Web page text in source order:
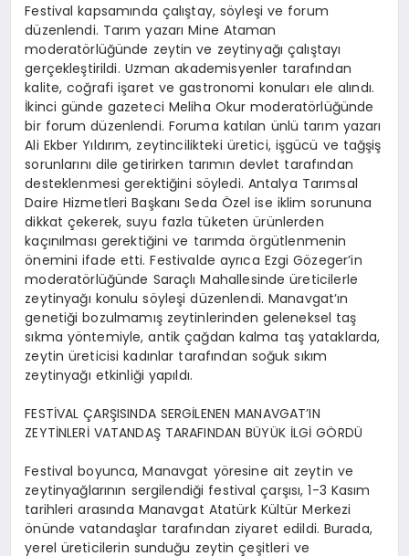
Festival kapsamında çalıştay, söyleşi ve forum
düzenlendi. Tarım yazarı Mine Ataman
moderatörlüğünde zeytin ve zeytinyağı çalıştayı
gerçekleştirildi. Uzman akademisyenler tarafından
kalite, coğrafi işaret ve gastronomi konuları ele alındı.
İkinci günde gazeteci Meliha Okur moderatörlüğünde
bir forum düzenlendi. Foruma katılan ünlü tarım yazarı
Ali Ekber Yıldırım, zeytincilikteki üretici, işgücü ve tağşiş
sorunlarını dile getirirken tarımın devlet tarafından
desteklenmesi gerektiğini söyledi. Antalya Tarımsal
Daire Hizmetleri Başkanı Seda Özel ise iklim sorununa
dikkat çekerek, suyu fazla tüketen ürünlerden
kaçınılması gerektiğini ve tarımda örgütlenmenin
önemini ifade etti. Festivalde ayrıca Ezgi Gözeger’in
moderatörlüğünde Saraçlı Mahallesinde üreticilerle
zeytinyağı konulu söyleşi düzenlendi. Manavgat’ın
genetiği bozulmamış zeytinlerinden geleneksel taş
sıkma yöntemiyle, antik çağdan kalma taş yataklarda,
zeytin üreticisi kadınlar tarafından soğuk sıkım
zeytinyağı etkinliği yapıldı.
FESTİVAL ÇARŞISINDA SERGİLENEN MANAVGAT’IN
ZEYTİNLERİ VATANDAŞ TARAFINDAN BÜYÜK İLGİ GÖRDÜ
Festival boyunca, Manavgat yöresine ait zeytin ve
zeytinyağlarının sergilendiği festival çarşısı, 1-3 Kasım
tarihleri arasında Manavgat Atatürk Kültür Merkezi
önünde vatandaşlar tarafından ziyaret edildi. Burada,
yerel üreticilerin sunduğu zeytin çeşitleri ve